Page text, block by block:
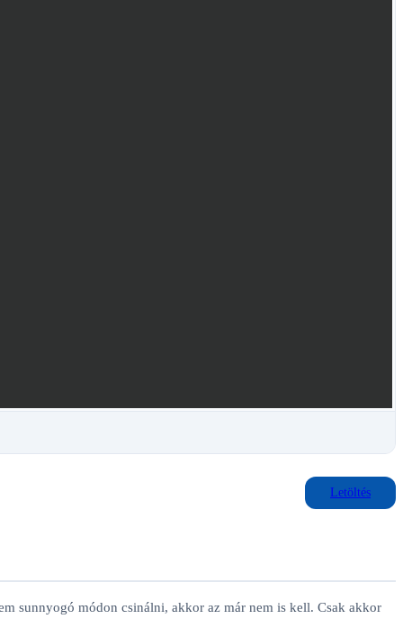
Letöltés
sunnyogó módon csinálni, akkor az már nem is kell. Csak akkor